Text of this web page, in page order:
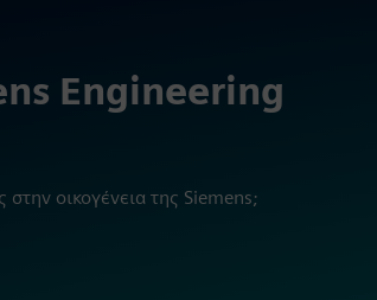
Engineering
οικογένεια της Siemens;